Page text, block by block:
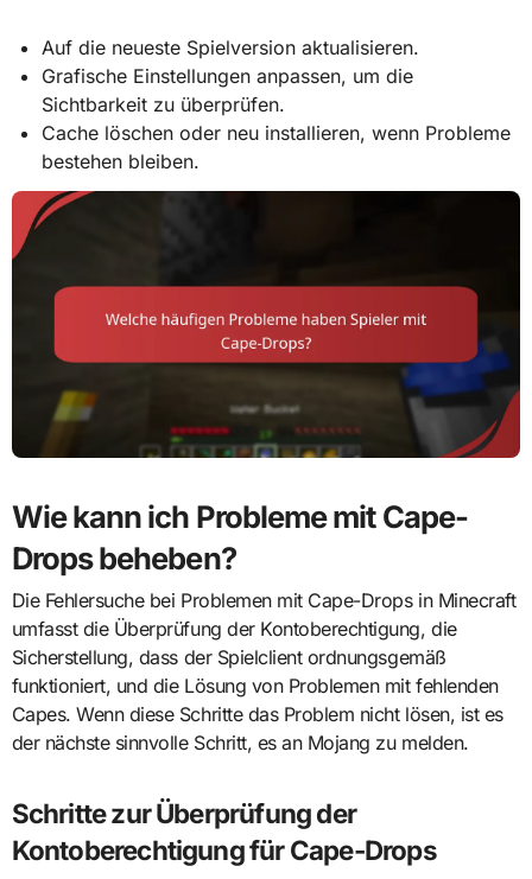
Auf die neueste Spielversion aktualisieren.
Grafische Einstellungen anpassen, um die
Sichtbarkeit zu überprüfen.
Cache löschen oder neu installieren, wenn Probleme
bestehen bleiben.
Wie kann ich Probleme mit Cape-
Drops beheben?
Die Fehlersuche bei Problemen mit Cape-Drops in Minecraft
umfasst die Überprüfung der Kontoberechtigung, die
Sicherstellung, dass der Spielclient ordnungsgemäß
funktioniert, und die Lösung von Problemen mit fehlenden
Capes. Wenn diese Schritte das Problem nicht lösen, ist es
der nächste sinnvolle Schritt, es an Mojang zu melden.
Schritte zur Überprüfung der
Kontoberechtigung für Cape-Drops